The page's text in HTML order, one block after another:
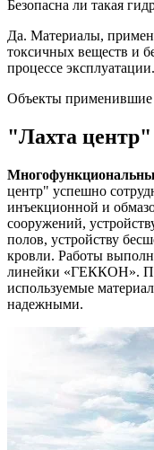
Безопасна ли такая
Да. Материалы,
токсичных веществ и
процессе эксплуатации.
Объекты
"Лахта центр"
центр" успешно
инъекционной и
сооружений,
полов, устройству
кровли. Работы
линейки «ГЕККОН».
используемые
надежными.